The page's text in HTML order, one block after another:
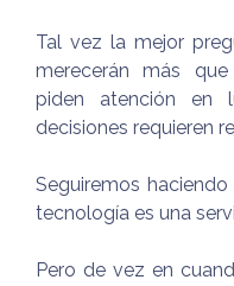
Tal vez la mejor
merecerán más
piden atención en
decisiones requieren
Seguiremos
tecnología es una
Pero de vez en